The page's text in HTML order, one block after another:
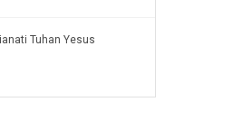
Tuhan Yesus